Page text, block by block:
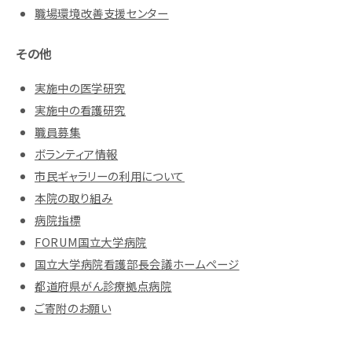
職場環境改善支援センター
その他
実施中の医学研究
実施中の看護研究
職員募集
ボランティア情報
市民ギャラリーの利用について
本院の取り組み
病院指標
FORUM国立大学病院
国立大学病院看護部長会議ホームページ
都道府県がん診療拠点病院
ご寄附のお願い